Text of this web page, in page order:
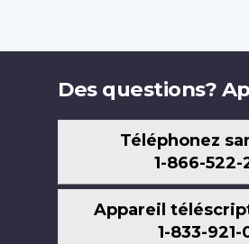
Des questions?
Téléphonez
1-866-522-
Appareil
1-833-921-